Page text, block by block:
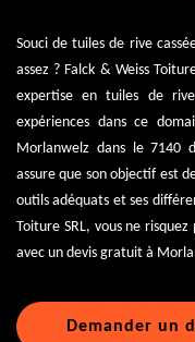
Souci de tuiles de rive
assez ? Falck & Weiss
expertise en tuiles de
expériences dans ce
Morlanwelz dans le 7140
assure que son objectif est
outils adéquats et ses
Toiture SRL, vous ne
avec un devis gratuit à
Demander un